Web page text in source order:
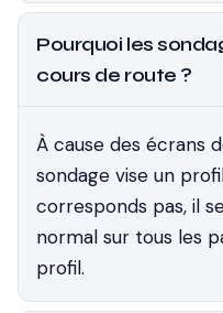
Pourquoi les
cours de route ?
À cause des écrans
sondage vise un
corresponds pas, il
normal sur tous les
profil.